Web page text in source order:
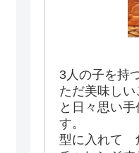
3人の子を持
ただ美味しい
と日々思い
す。
型に入れて